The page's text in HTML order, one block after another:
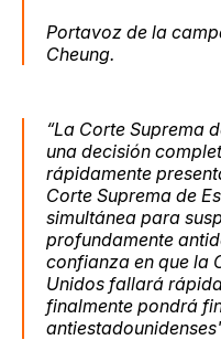
Portavoz de la
Cheung.
“La Corte Suprema
una decisión
rápidamente
Corte Suprema de
simultánea para
profundamente
confianza en que la
Unidos fallará
finalmente pondrá